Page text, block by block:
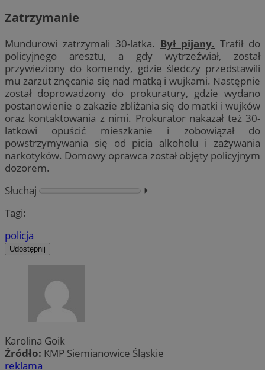
Zatrzymanie
Mundurowi zatrzymali 30-latka. Był pijany. Trafił do
policyjnego aresztu, a gdy wytrzeźwiał, został
przywieziony do komendy, gdzie śledczy przedstawili
mu zarzut znęcania się nad matką i wujkami. Następnie
został doprowadzony do prokuratury, gdzie wydano
postanowienie o zakazie zbliżania się do matki i wujków
oraz kontaktowania z nimi. Prokurator nakazał też 30-
latkowi opuścić mieszkanie i zobowiązał do
powstrzymywania się od picia alkoholu i zażywania
narkotyków. Domowy oprawca został objęty policyjnym
dozorem.
Słuchaj
⏵︎
Tagi:
policja
Udostępnij
Karolina Goik
Źródło: KMP Siemianowice Śląskie
reklama